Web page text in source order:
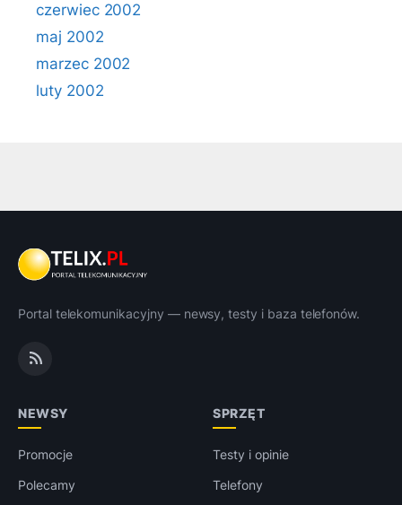
czerwiec 2002
maj 2002
marzec 2002
luty 2002
Portal telekomunikacyjny — newsy, testy i baza telefonów.
NEWSY
Promocje
Polecamy
SPRZĘT
Testy i opinie
Telefony